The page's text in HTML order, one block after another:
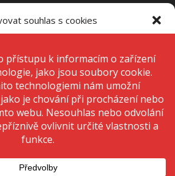
souhlas s cookies
cookie. Děláme to, abychom zlepšili
personalizované reklamy. Souhlas s
umožní zpracovávat údaje, jako je chování
ID na tomto webu. Nesouhlas nebo
ovlivnit určité vlastnosti a funkce.
Přijmout
Odmítnout
7:00 – 15:00